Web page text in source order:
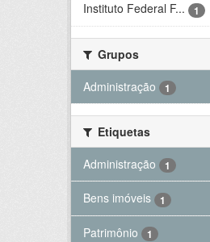
Instituto Federal F...
1
Grupos
Administração
1
Etiquetas
Administração
1
Bens imóveis 1
Patrimônio 1